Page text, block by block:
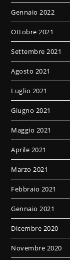
Gennaio 2022
Ottobre 2021
Settembre 2021
Agosto 2021
Luglio 2021
Giugno 2021
Maggio 2021
Aprile 2021
Marzo 2021
Febbraio 2021
Gennaio 2021
Dicembre 2020
Novembre 2020